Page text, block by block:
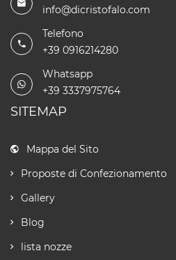
info@dicristofalo.com
Telefono
+39 0916214280
Whatsapp
+39 3337975764
SITEMAP
Mappa del Sito
Proposte di Confezionamento
Gallery
Blog
lista nozze